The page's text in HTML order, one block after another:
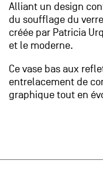
Alliant un design
du soufflage du
créée par Patricia
et le moderne.
Ce vase bas aux
entrelacement de
graphique tout en